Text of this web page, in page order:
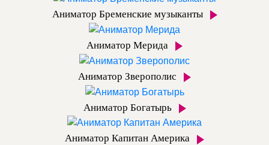
Аниматор Бременские музыканты
Аниматор Мерида
Аниматор Зверополис
Аниматор Богатырь
Аниматор Капитан Америка